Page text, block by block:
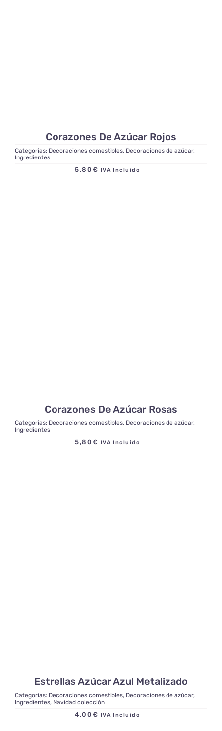
Corazones De Azúcar Rojos
Categorias: Decoraciones comestibles, Decoraciones de azúcar,
Ingredientes
5,80 € IVA Incluido
Corazones De Azúcar Rosas
Categorias: Decoraciones comestibles, Decoraciones de azúcar,
Ingredientes
5,80 € IVA Incluido
Estrellas Azúcar Azul Metalizado
Categorias: Decoraciones comestibles, Decoraciones de azúcar,
Ingredientes, Navidad colección
4,00 € IVA Incluido